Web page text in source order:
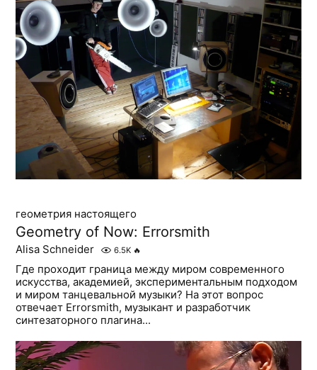
геометрия настоящего
Geometry of Now: Errorsmith
Alisa Schneider 6.5K 🔥
Где проходит граница между миром современного
искусства, академией, экспериментальным подходом
и миром танцевальной музыки? На этот вопрос
отвечает Errorsmith, музыкант и разработчик
синтезаторного плагина...